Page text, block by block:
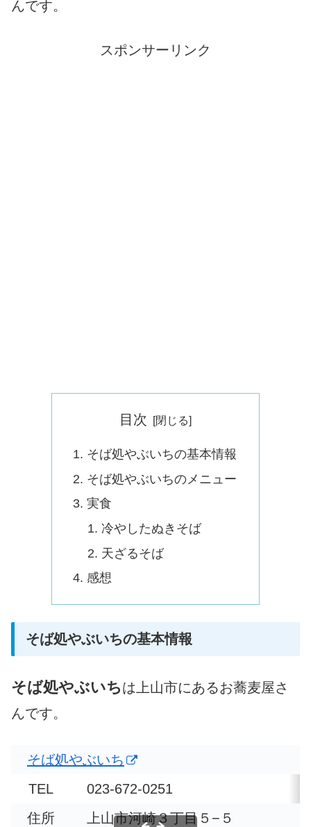
んです。
スポンサーリンク
目次
そば処やぶいちの基本情報
そば処やぶいちのメニュー
実食
冷やしたぬきそば
天ざるそば
感想
そば処やぶいちの基本情報
そば処やぶいちは上山市にあるお蕎麦屋さ
んです。
そば処やぶいち
TEL
023-672-0251
住所
上山市河崎３丁目５−５